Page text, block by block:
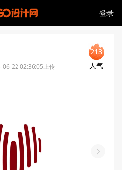
登录
06-22 02:36:05上传
213
人气